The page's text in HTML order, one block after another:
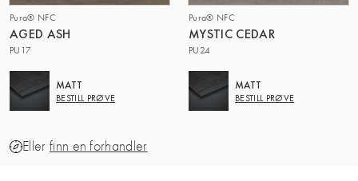
Pura® NFC
AGED ASH
PU17
MATT
BESTILL PRØVE
Pura® NFC
MYSTIC CEDAR
PU24
MATT
BESTILL PRØVE
Eller finn en forhandler